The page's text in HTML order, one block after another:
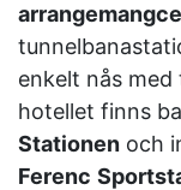
enkelt nås
hotellet finns
Stationen och
Ferenc